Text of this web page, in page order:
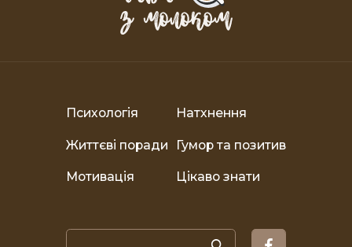
Психологія Натхнення
Життєві поради Гумор та позитив
Мотивація Цікаво знати